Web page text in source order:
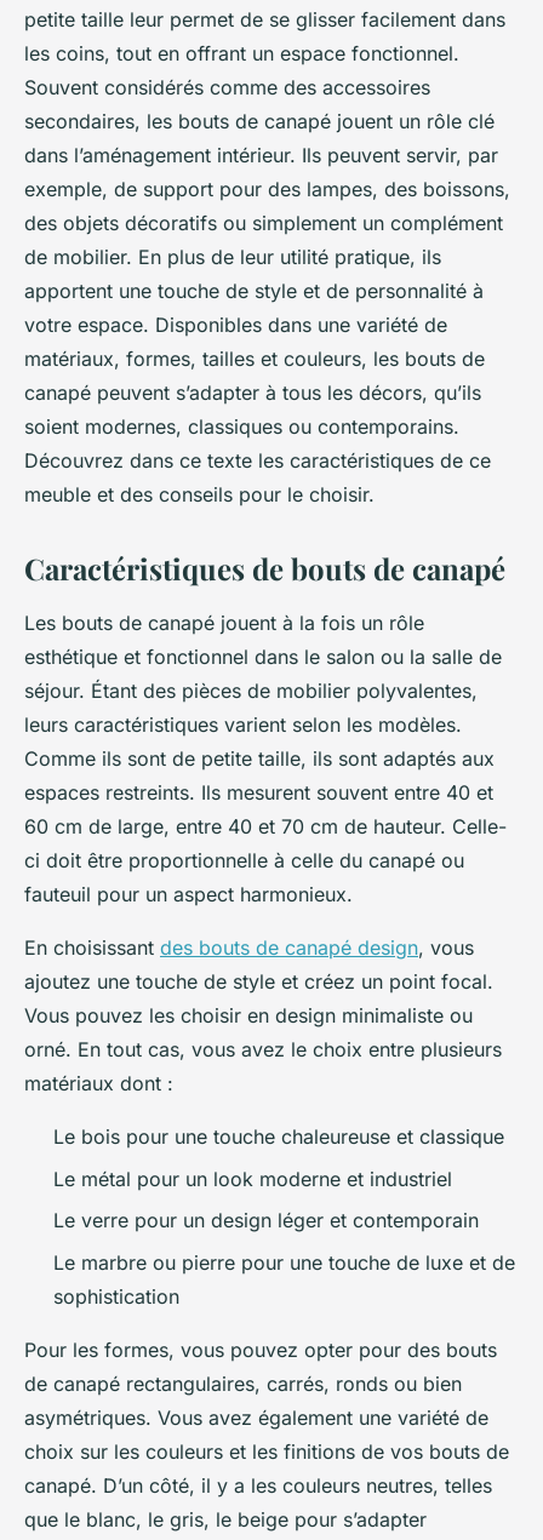
petite taille leur permet de se glisser facilement dans
les coins, tout en offrant un espace fonctionnel.
Souvent considérés comme des accessoires
secondaires, les bouts de canapé jouent un rôle clé
dans l’aménagement intérieur. Ils peuvent servir, par
exemple, de support pour des lampes, des boissons,
des objets décoratifs ou simplement un complément
de mobilier. En plus de leur utilité pratique, ils
apportent une touche de style et de personnalité à
votre espace. Disponibles dans une variété de
matériaux, formes, tailles et couleurs, les bouts de
canapé peuvent s’adapter à tous les décors, qu’ils
soient modernes, classiques ou contemporains.
Découvrez dans ce texte les caractéristiques de ce
meuble et des conseils pour le choisir.
Caractéristiques de bouts de canapé
Les bouts de canapé jouent à la fois un rôle
esthétique et fonctionnel dans le salon ou la salle de
séjour. Étant des pièces de mobilier polyvalentes,
leurs caractéristiques varient selon les modèles.
Comme ils sont de petite taille, ils sont adaptés aux
espaces restreints. Ils mesurent souvent entre 40 et
60 cm de large, entre 40 et 70 cm de hauteur. Celle-
ci doit être proportionnelle à celle du canapé ou
fauteuil pour un aspect harmonieux.
En choisissant des bouts de canapé design, vous
ajoutez une touche de style et créez un point focal.
Vous pouvez les choisir en design minimaliste ou
orné. En tout cas, vous avez le choix entre plusieurs
matériaux dont :
Le bois pour une touche chaleureuse et classique
Le métal pour un look moderne et industriel
Le verre pour un design léger et contemporain
Le marbre ou pierre pour une touche de luxe et de
sophistication
Pour les formes, vous pouvez opter pour des bouts
de canapé rectangulaires, carrés, ronds ou bien
asymétriques. Vous avez également une variété de
choix sur les couleurs et les finitions de vos bouts de
canapé. D’un côté, il y a les couleurs neutres, telles
que le blanc, le gris, le beige pour s’adapter